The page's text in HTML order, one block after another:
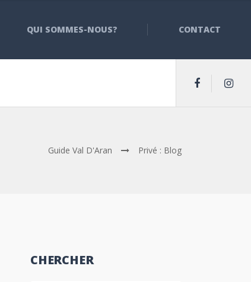
QUI SOMMES-NOUS? CONTACT
Guide Val D'Aran Privé : Blog
CHERCHER